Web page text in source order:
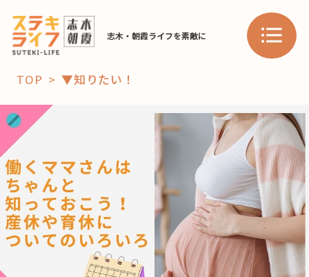
志木・朝霞ライフを素敵に
「コト」
暮らし
スポット 学び・教育
「場」
TOP ▼知りたい！